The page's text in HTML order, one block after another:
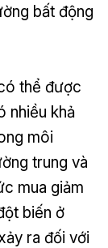
bất động
thể được
nhiều khả
môi
trung và
mua giảm
biến ở
ra đối với